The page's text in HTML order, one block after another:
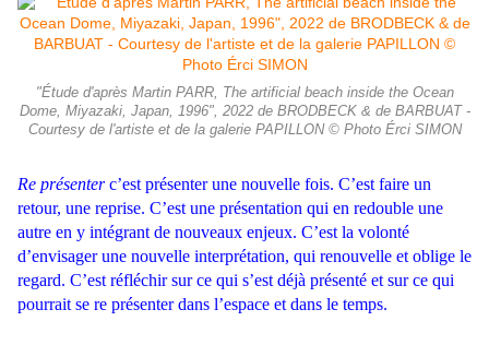
"Étude d'après Martin PARR, The artificial beach inside the Ocean
Dome, Miyazaki, Japan, 1996", 2022 de BRODBECK & de BARBUAT -
Courtesy de l'artiste et de la galerie PAPILLON © Photo Érci SIMON
Re présenterc’est présenter une nouvelle fois. C’est faire un
retour, une reprise. C’est une présentation qui en redouble une
autre en y intégrant de nouveaux enjeux. C’est la volonté
d’envisager une nouvelle interprétation, qui renouvelle et oblige le
regard. C’est réfléchir sur ce qui s’est déjà présenté et sur ce qui
pourrait se re présenter dans l’espace et dans le temps.